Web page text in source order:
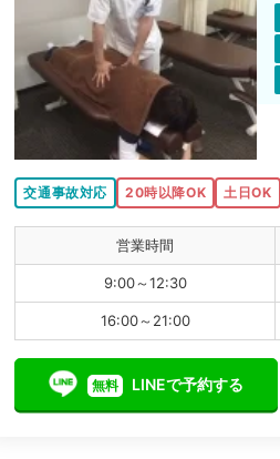
交通事故対応 20時以降OK 土日OK
営業時間
9:00～12:30
16:00～21:00
無料 LINEで予約する